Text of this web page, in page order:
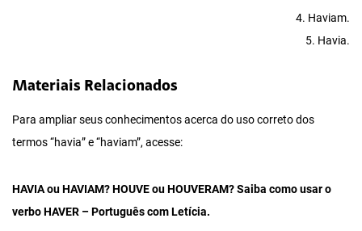
4. Haviam.
5. Havia.
Materiais Relacionados
Para ampliar seus conhecimentos acerca do uso correto dos
termos “havia” e “haviam”, acesse:
HAVIA ou HAVIAM? HOUVE ou HOUVERAM? Saiba como usar o
verbo HAVER – Português com Letícia.